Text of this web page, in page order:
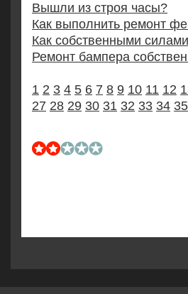
Вышли из строя часы?
Как выполнить ремонт
Как собственными
Ремонт бампера
1 2 3 4 5 6 7 8 9 10 11 12
27 28 29 30 31 32 33 34 35